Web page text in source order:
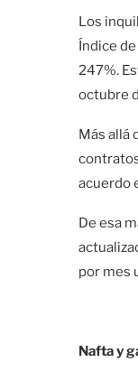
Los
Índice
247%.
octubre
Más allá
acuerdo
De esa
por mes
Nafta y